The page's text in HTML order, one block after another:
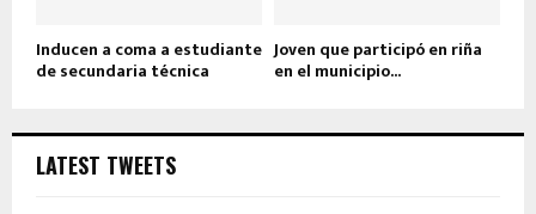
Inducen a coma a estudiante
de secundaria técnica
Joven que participó en riña
en el municipio...
LATEST TWEETS